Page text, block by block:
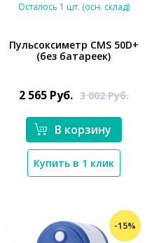
Осталось 1 шт. (осн. склад)
Пульсоксиметр CMS 50D+
(без батареек)
2 565 Руб. 3 002Руб.
В корзину
Купить в 1 клик
-15%